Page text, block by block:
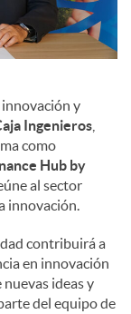
innovación y
Ingenieros
como
Hub by
al sector
innovación.
contribuirá a
en innovación
ideas y
del equipo de